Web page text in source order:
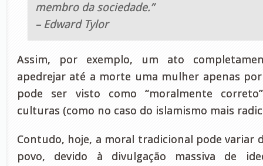
membro da sociedade.”
– Edward Tylor
Assim, por exemplo, um ato
apedrejar até a morte uma mulher apenas
pode ser visto como “moralmente
culturas (como no caso do islamismo mais
Contudo, hoje, a moral tradicional pode variar
povo, devido à divulgação massiva de